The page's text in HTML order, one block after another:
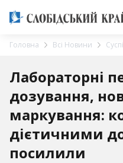
Головна Всі Новини
Лабораторні
дозування,
маркування:
дієтичними
посилили